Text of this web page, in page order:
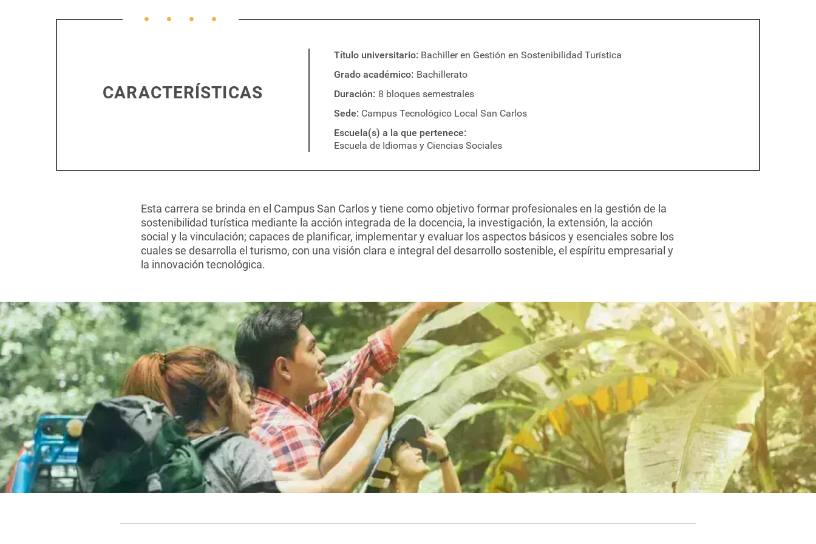
CARACTERÍSTICAS
Título universitario Bachiller en Gestión en Sostenibilidad Turística
Grado académico Bachillerato
Duración 8 bloques semestrales
Sede Campus Tecnológico Local San Carlos
Escuela(s) a la que pertenece
Escuela de Idiomas y Ciencias Sociales
Esta carrera se brinda en el Campus San Carlos y tiene como objetivo formar profesionales en la gestión de la
sostenibilidad turística mediante la acción integrada de la docencia, la investigación, la extensión, la acción
social y la vinculación; capaces de planificar, implementar y evaluar los aspectos básicos y esenciales sobre los
cuales se desarrolla el turismo, con una visión clara e integral del desarrollo sostenible, el espíritu empresarial y
la innovación tecnológica.